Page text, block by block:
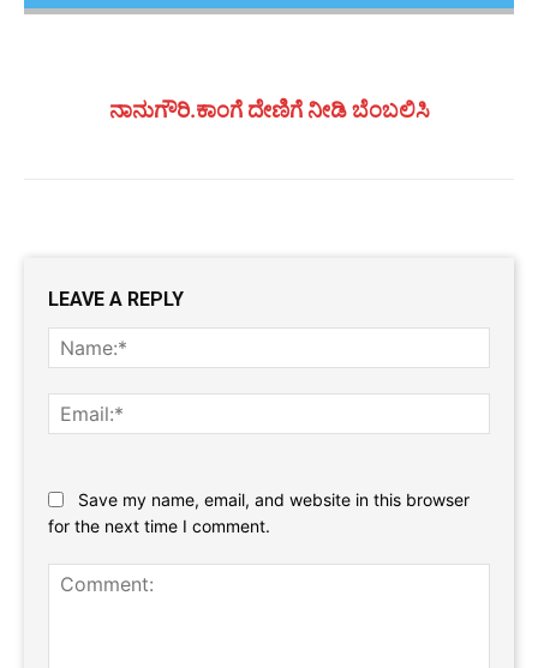
ನಾನುಗೌರಿ.ಕಾಂಗೆ ದೇಣಿಗೆ ನೀಡಿ ಬೆಂಬಲಿಸಿ
LEAVE A REPLY
Save my name, email, and website in this browser
for the next time I comment.